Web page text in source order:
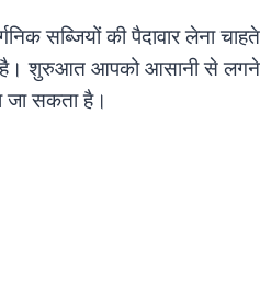
सब्जियों की पैदावार लेना
शुरुआत आपको आसानी से लगने
जा सकता है।